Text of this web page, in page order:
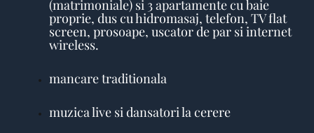
(matrimoniale) si 3 apartamente cu baie
proprie, dus cu hidromasaj, telefon, TV flat
screen, prosoape, uscator de par si internet
wireless.
mancare traditionala
muzica live si dansatori la cerere